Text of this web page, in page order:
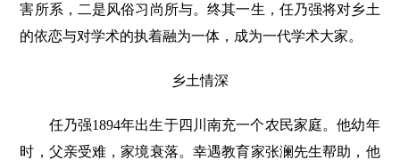
害所系，二是风俗习尚所与。终其一生，任乃强将对乡土
的依恋与对学术的执着融为一体，成为一代学术大家。
乡土情深
任乃强1894年出生于四川南充一个农民家庭。他幼年
时，父亲受难，家境衰落。幸遇教育家张澜先生帮助，他